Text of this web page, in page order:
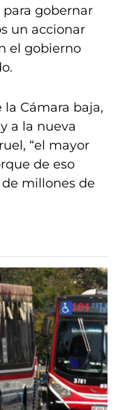
gobernar
un accionar
el gobierno
Cámara baja,
a la nueva
“el mayor
de eso
millones de